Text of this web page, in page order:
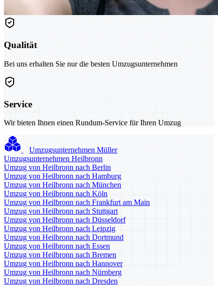
Qualität
Bei uns erhalten Sie nur die besten Umzugsunternehmen
Service
Wir bieten Ihnen einen Rundum-Service für Ihren Umzug
Umzugsunternehmen Müller
Umzugsunternehmen Heilbronn
Umzug von Heilbronn nach Berlin
Umzug von Heilbronn nach Hamburg
Umzug von Heilbronn nach München
Umzug von Heilbronn nach Köln
Umzug von Heilbronn nach Frankfurt am Main
Umzug von Heilbronn nach Stuttgart
Umzug von Heilbronn nach Düsseldorf
Umzug von Heilbronn nach Leipzig
Umzug von Heilbronn nach Dortmund
Umzug von Heilbronn nach Essen
Umzug von Heilbronn nach Bremen
Umzug von Heilbronn nach Hannover
Umzug von Heilbronn nach Nürnberg
Umzug von Heilbronn nach Dresden